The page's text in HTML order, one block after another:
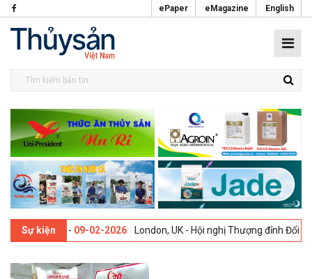
ePaper eMagazine English
Sự kiện
lần thứ 13 - 09-02-2026 London, UK - Hội nghị Thượng đỉnh Đổi mới